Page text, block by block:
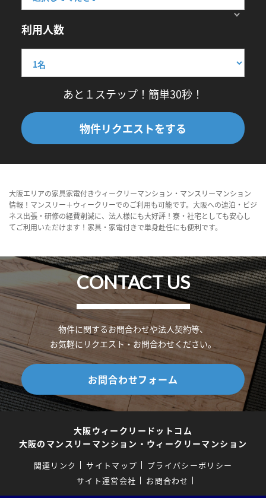
利用人数
あと１ステップ！簡単30秒！
物件リクエストをする
大阪エリアの家具家電付きウィークリーマンション・マンスリーマンション
情報！マンスリー＋ウィークリーでのご利用も可能です。大阪への連泊・ビジ
ネス出張・研修の経費削減に、法人様にも大好評！寮・社宅としても安心し
てご利用いただけます！家具・家電付きで単身赴任にも便利です。
CONTACT US
物件に関するお問合わせや法人契約等、
お気軽にリクエスト・お問合わせください。
お問合わせフォーム
大阪ウィークリードットコム
大阪のマンスリーマンション・ウィークリーマンション
関連リンク サイトマップ
プライバシーポリシー
サイト運営会社
お問合わせ